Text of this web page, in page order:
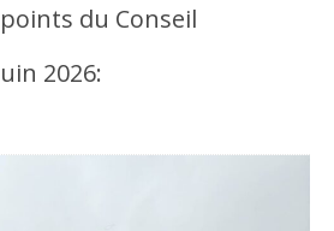
du Conseil
2026: